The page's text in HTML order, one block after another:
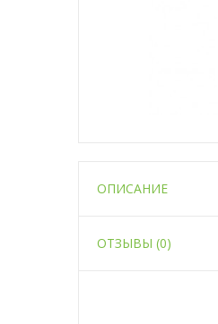
ОПИСАНИЕ
ОТЗЫВЫ (0)